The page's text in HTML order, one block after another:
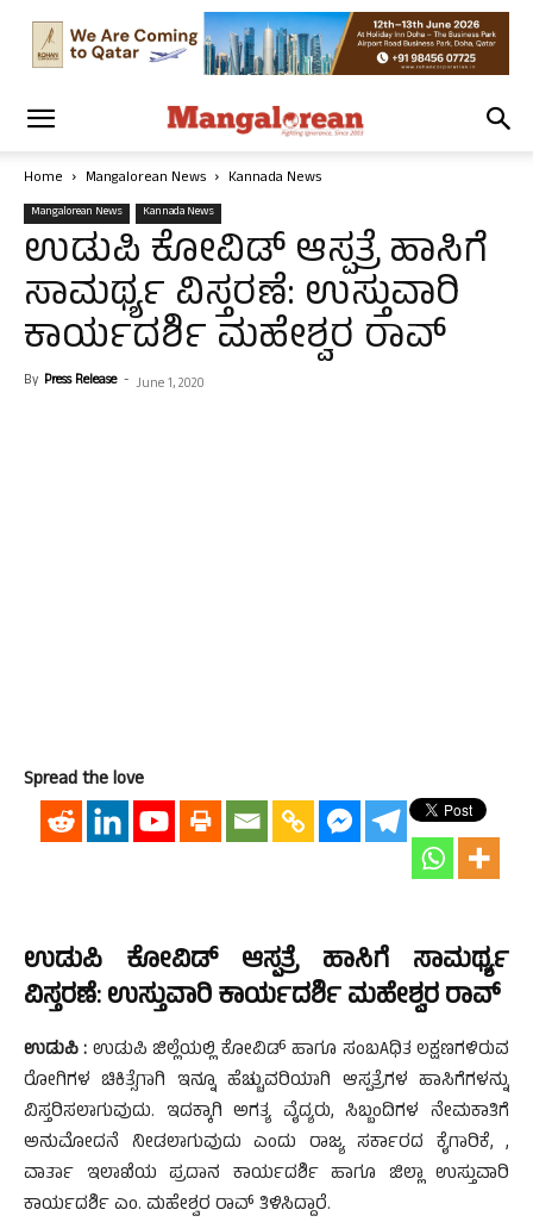
Home Mangalorean News Kannada News
Mangalorean News Kannada News
ಉಡುಪಿ ಕೋವಿಡ್ ಆಸ್ಪತ್ರೆ ಹಾಸಿಗೆ
ಸಾಮರ್ಥ್ಯ ವಿಸ್ತರಣೆ: ಉಸ್ತುವಾರಿ
ಕಾರ್ಯದರ್ಶಿ ಮಹೇಶ್ವರ ರಾವ್
By Press Release - June 1, 2020
Spread the love
ಉಡುಪಿ ಕೋವಿಡ್ ಆಸ್ಪತ್ರೆ ಹಾಸಿಗೆ ಸಾಮರ್ಥ್ಯ
ವಿಸ್ತರಣೆ: ಉಸ್ತುವಾರಿ ಕಾರ್ಯದರ್ಶಿ ಮಹೇಶ್ವರ ರಾವ್
ಉಡುಪಿ : ಉಡುಪಿ ಜಿಲ್ಲೆಯಲ್ಲಿ ಕೋವಿಡ್ ಹಾಗೂ ಸಂಬAಧಿತ ಲಕ್ಷಣಗಳಿರುವ
ರೋಗಿಗಳ ಚಿಕಿತ್ಸೆಗಾಗಿ ಇನ್ನೂ ಹೆಚ್ಚುವರಿಯಾಗಿ ಆಸ್ಪತ್ರೆಗಳ ಹಾಸಿಗೆಗಳನ್ನು
ವಿಸ್ತರಿಸಲಾಗುವುದು. ಇದಕ್ಕಾಗಿ ಅಗತ್ಯ ವೈದ್ಯರು, ಸಿಬ್ಬಂದಿಗಳ ನೇಮಕಾತಿಗೆ
ಅನುಮೋದನೆ ನೀಡಲಾಗುವುದು ಎಂದು ರಾಜ್ಯ ಸರ್ಕಾರದ ಕೈಗಾರಿಕೆ, ,
ವಾರ್ತಾ ಇಲಾಖೆಯ ಪ್ರದಾನ ಕಾರ್ಯದರ್ಶಿ ಹಾಗೂ ಜಿಲ್ಲಾ ಉಸ್ತುವಾರಿ
ಕಾರ್ಯದರ್ಶಿ ಎಂ. ಮಹೇಶ್ವರ ರಾವ್ ತಿಳಿಸಿದ್ದಾರೆ.